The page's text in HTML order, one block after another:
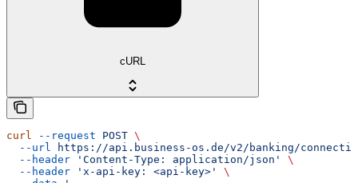
cURL
curl --request POST \
  --url
https://api.business-os.de/v2/banking/
  --header
'Content-Type: application/json'
\
  --header
'x-api-key: <api-key>'
\